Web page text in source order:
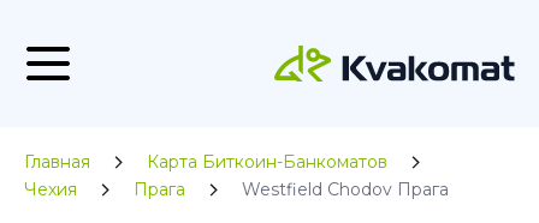
Главная
Карта Биткоин-Банкоматов
Чехия
Прага Westfield Chodov Прага